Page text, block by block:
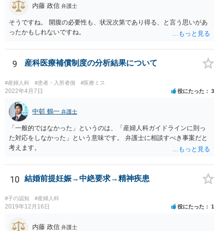
内藤 政信 弁護士
そうですね。 開腹の必要性も、状況次第であり得る、と言う思いがあ
ったかもしれないですね。
9 産科医療補償制度の分析結果について
#産婦人科 #患者・入所者側 #医療ミス
2022年4月7日 役にたった 3
中邨 鶴一 弁護士
「一般的ではなかった」というのは、「産婦人科ガイドラインに則っ
た対応をしなかった」という意味です。 弁護士に相談すべき事案だと
考えます。
10 結婚前提妊娠→中絶要求→精神疾患
#子の認知 #産婦人科
2019年12月16日 役にたった 1
内藤 政信 弁護士